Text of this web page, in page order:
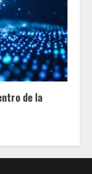
de la